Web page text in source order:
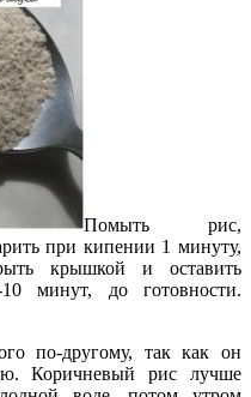
Помыть рис,
при кипении 1 минуту,
крышкой и оставить
минут, до готовности.
по-другому, так как он
Коричневый рис лучше